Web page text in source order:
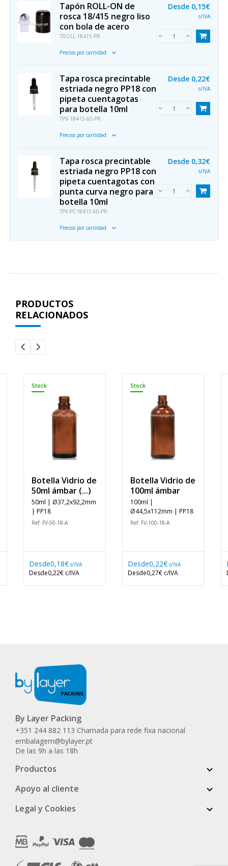
Tapón ROLL-ON de
rosca 18/415 negro liso
con bola de acero
TROLL-18415-PR
Precios por cantidad
Desde 0,15€
s/IVA
Tapa rosca precintable
estriada negro PP18 con
pipeta cuentagotas
para botella 10ml
TPV-18415-60-PR
Precios por cantidad
Desde 0,22€
s/IVA
Tapa rosca precintable
estriada negro PP18 con
pipeta cuentagotas con
punta curva negro para
botella 10ml
TPV-PC18415-60-PR
Precios por cantidad
Desde 0,32€
s/IVA
PRODUCTOS
RELACIONADOS
Stock
Botella Vidrio de
50ml ámbar (...)
50ml | Ø37,2x92,2mm
| PP18
Ref: FV-50-18-A
Desde0,18€ s/IVA
Desde0,22€ c/IVA
Stock
Botella Vidrio de
100ml ámbar
100ml |
Ø44,5x112mm | PP18
Ref: FV-100-18-A
Desde0,22€ s/IVA
Desde0,27€ c/IVA
By Layer Packing
+351 244 882 113 Chamada para rede fixa nacional
embalagem@bylayer.pt
De las 9h a las 18h
Productos
Apoyo al cliente
Legal y Cookies